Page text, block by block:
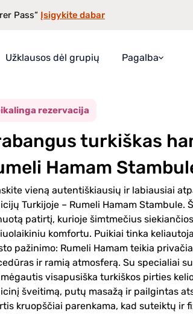
Pass“ Įsigykite dabar
Užklausos dėl grupių Pagalba
Blogas
Susisiekite su
rezervacija
turkiškas
Hamam
vieną autentiškiausių ir labiausiai
Turkijoje – Rumeli Hamam Stambule.
patirtį, kurioje šimtmečius
komfortu. Puikiai tinka
pažinimo: Rumeli Hamam teikia
ir ramią atmosferą. Su specialiai
visapusiška turkiškos pirties
šveitimą, putų masažą ir pailgintas
kruopščiai parenkama, kad suteiktų ir